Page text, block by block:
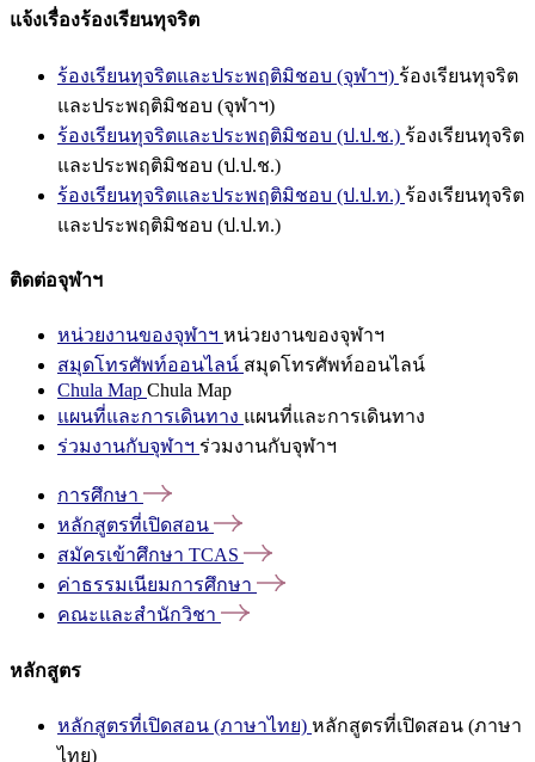
แจ้งเรื่องร้องเรียนทุจริต
ร้องเรียนทุจริตและประพฤติมิชอบ (จุฬาฯ) ร้องเรียนทุจริต
และประพฤติมิชอบ (จุฬาฯ)
ร้องเรียนทุจริตและประพฤติมิชอบ (ป.ป.ช.) ร้องเรียนทุจริต
และประพฤติมิชอบ (ป.ป.ช.)
ร้องเรียนทุจริตและประพฤติมิชอบ (ป.ป.ท.) ร้องเรียนทุจริต
และประพฤติมิชอบ (ป.ป.ท.)
ติดต่อจุฬาฯ
หน่วยงานของจุฬาฯ หน่วยงานของจุฬาฯ
สมุดโทรศัพท์ออนไลน์ สมุดโทรศัพท์ออนไลน์
Chula Map Chula Map
แผนที่และการเดินทาง แผนที่และการเดินทาง
ร่วมงานกับจุฬาฯ ร่วมงานกับจุฬาฯ
การศึกษา
หลักสูตรที่เปิดสอน
สมัครเข้าศึกษา TCAS
ค่าธรรมเนียมการศึกษา
คณะและสำนักวิชา
หลักสูตร
หลักสูตรที่เปิดสอน (ภาษาไทย) หลักสูตรที่เปิดสอน (ภาษา
ไทย)